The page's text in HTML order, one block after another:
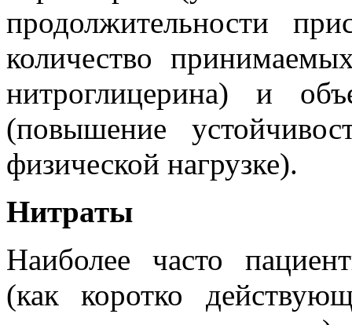
продолжительности
количество
нитроглицерина) и
(повышение
физической нагрузке).
Нитраты
Наиболее часто
(как коротко